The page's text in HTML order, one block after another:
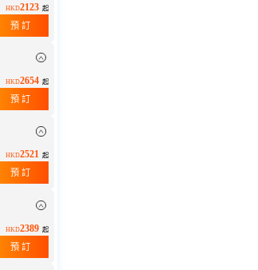
HKD2123 起
預 訂
HKD2654 起
預 訂
HKD2521 起
預 訂
HKD2389 起
預 訂